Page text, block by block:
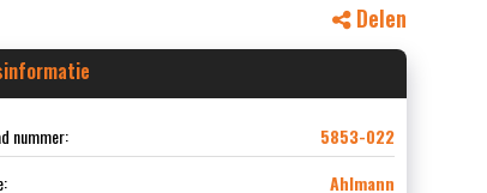
Delen
nummer:
5853-022
Ahlmann